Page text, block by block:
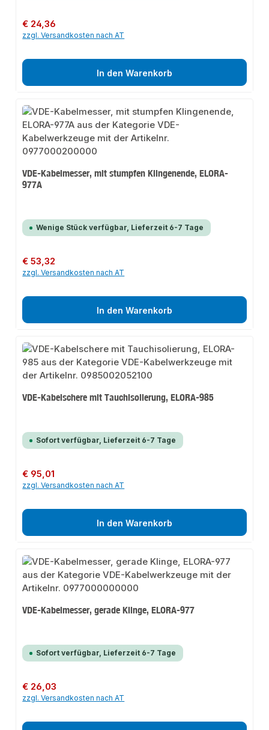
Regulärer Preis:
€ 24,36
zzgl. Versandkosten nach AT
In den Warenkorb
VDE-Kabelmesser, mit stumpfen Klingenende, ELORA-
977A
Wenige Stück verfügbar, Lieferzeit 6-7 Tage
Regulärer Preis:
€ 53,32
zzgl. Versandkosten nach AT
In den Warenkorb
VDE-Kabelschere mit Tauchisolierung, ELORA-985
Sofort verfügbar, Lieferzeit 6-7 Tage
Regulärer Preis:
€ 95,01
zzgl. Versandkosten nach AT
In den Warenkorb
VDE-Kabelmesser, gerade Klinge, ELORA-977
Sofort verfügbar, Lieferzeit 6-7 Tage
Regulärer Preis:
€ 26,03
zzgl. Versandkosten nach AT